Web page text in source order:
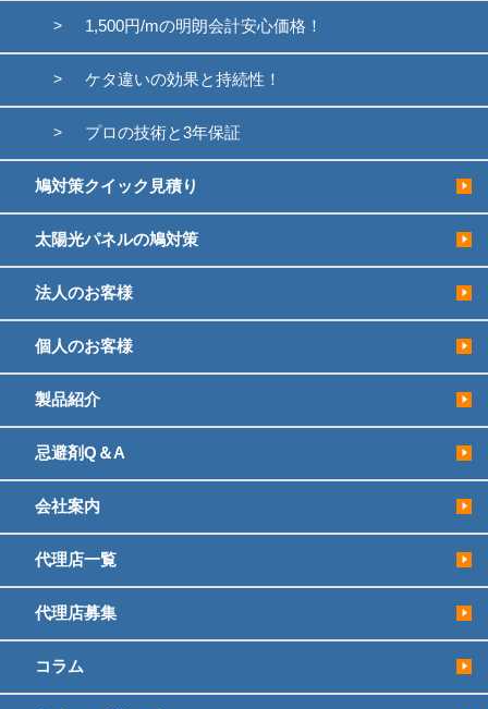
1,500円/mの明朗会計安心価格！
ケタ違いの効果と持続性！
プロの技術と3年保証
鳩対策クイック見積り
太陽光パネルの鳩対策
法人のお客様
個人のお客様
製品紹介
忌避剤Q＆A
会社案内
代理店一覧
代理店募集
コラム